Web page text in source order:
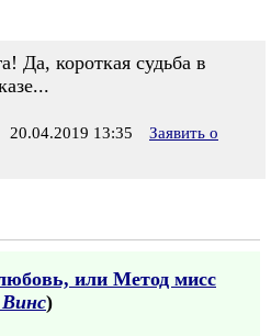
Да, короткая судьба в
20.04.2019 13:35
Заявить о
или Метод мисс
)